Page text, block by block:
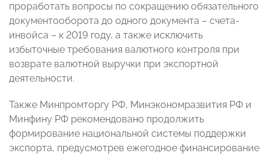
проработать вопросы по сокращению обязательного
документооборота до одного документа – счета-
инвойса – к 2019 году, а также исключить
избыточные требования валютного контроля при
возврате валютной выручки при экспортной
деятельности.
Также Минпромторгу РФ, Минэкономразвития РФ и
Минфину РФ рекомендовано продолжить
формирование национальной системы поддержки
экспорта, предусмотрев ежегодное финансирование